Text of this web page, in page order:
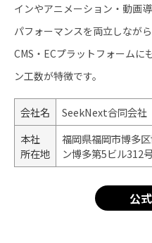
インやアニメーション・動画
パフォーマンスを両立しなが
CMS・ECプラットフォームに
ン工数が特徴です。
会社名
SeekNext合同会社
本社
所在地
福岡県福岡市博多
ン博多第5ビル312
公